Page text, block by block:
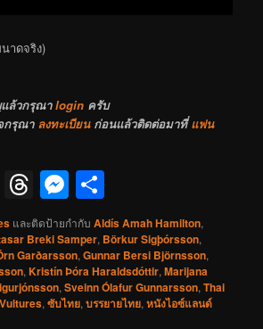
าดจริง)
แล้วกรุณาlogin ครับ
กรุณา ลงทะเบียนก่อนแล้วติดต่อมาที่แฟน
X Threads
Messenger
และติดป้ายกำกับAldís Amah Hamilton,
Breki Samper, Börkur Sigþórsson,
Garðarsson,Gunnar Bersi Björnsson,
,Kristín Þóra Haraldsdóttir,Marijana
,Sveinn Ólafur Gunnarsson,Thai
Vultures,ซับไทย,บรรยายไทย,หนังไอซ์แลนด์